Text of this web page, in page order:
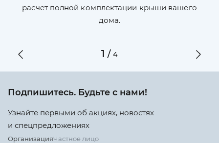
расчет полной комплектации крыши вашего
дома.
1 /4
Подпишитесь. Будьте с нами!
Узнайте первыми об акциях, новостях
и спецпредложениях
ОрганизацияЧастное лицо